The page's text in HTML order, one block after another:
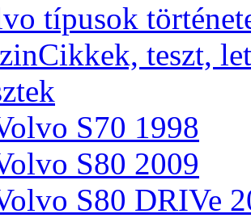
típusok
Cikkek, teszt,
S70 1998
S80 2009
S80 DRIVe